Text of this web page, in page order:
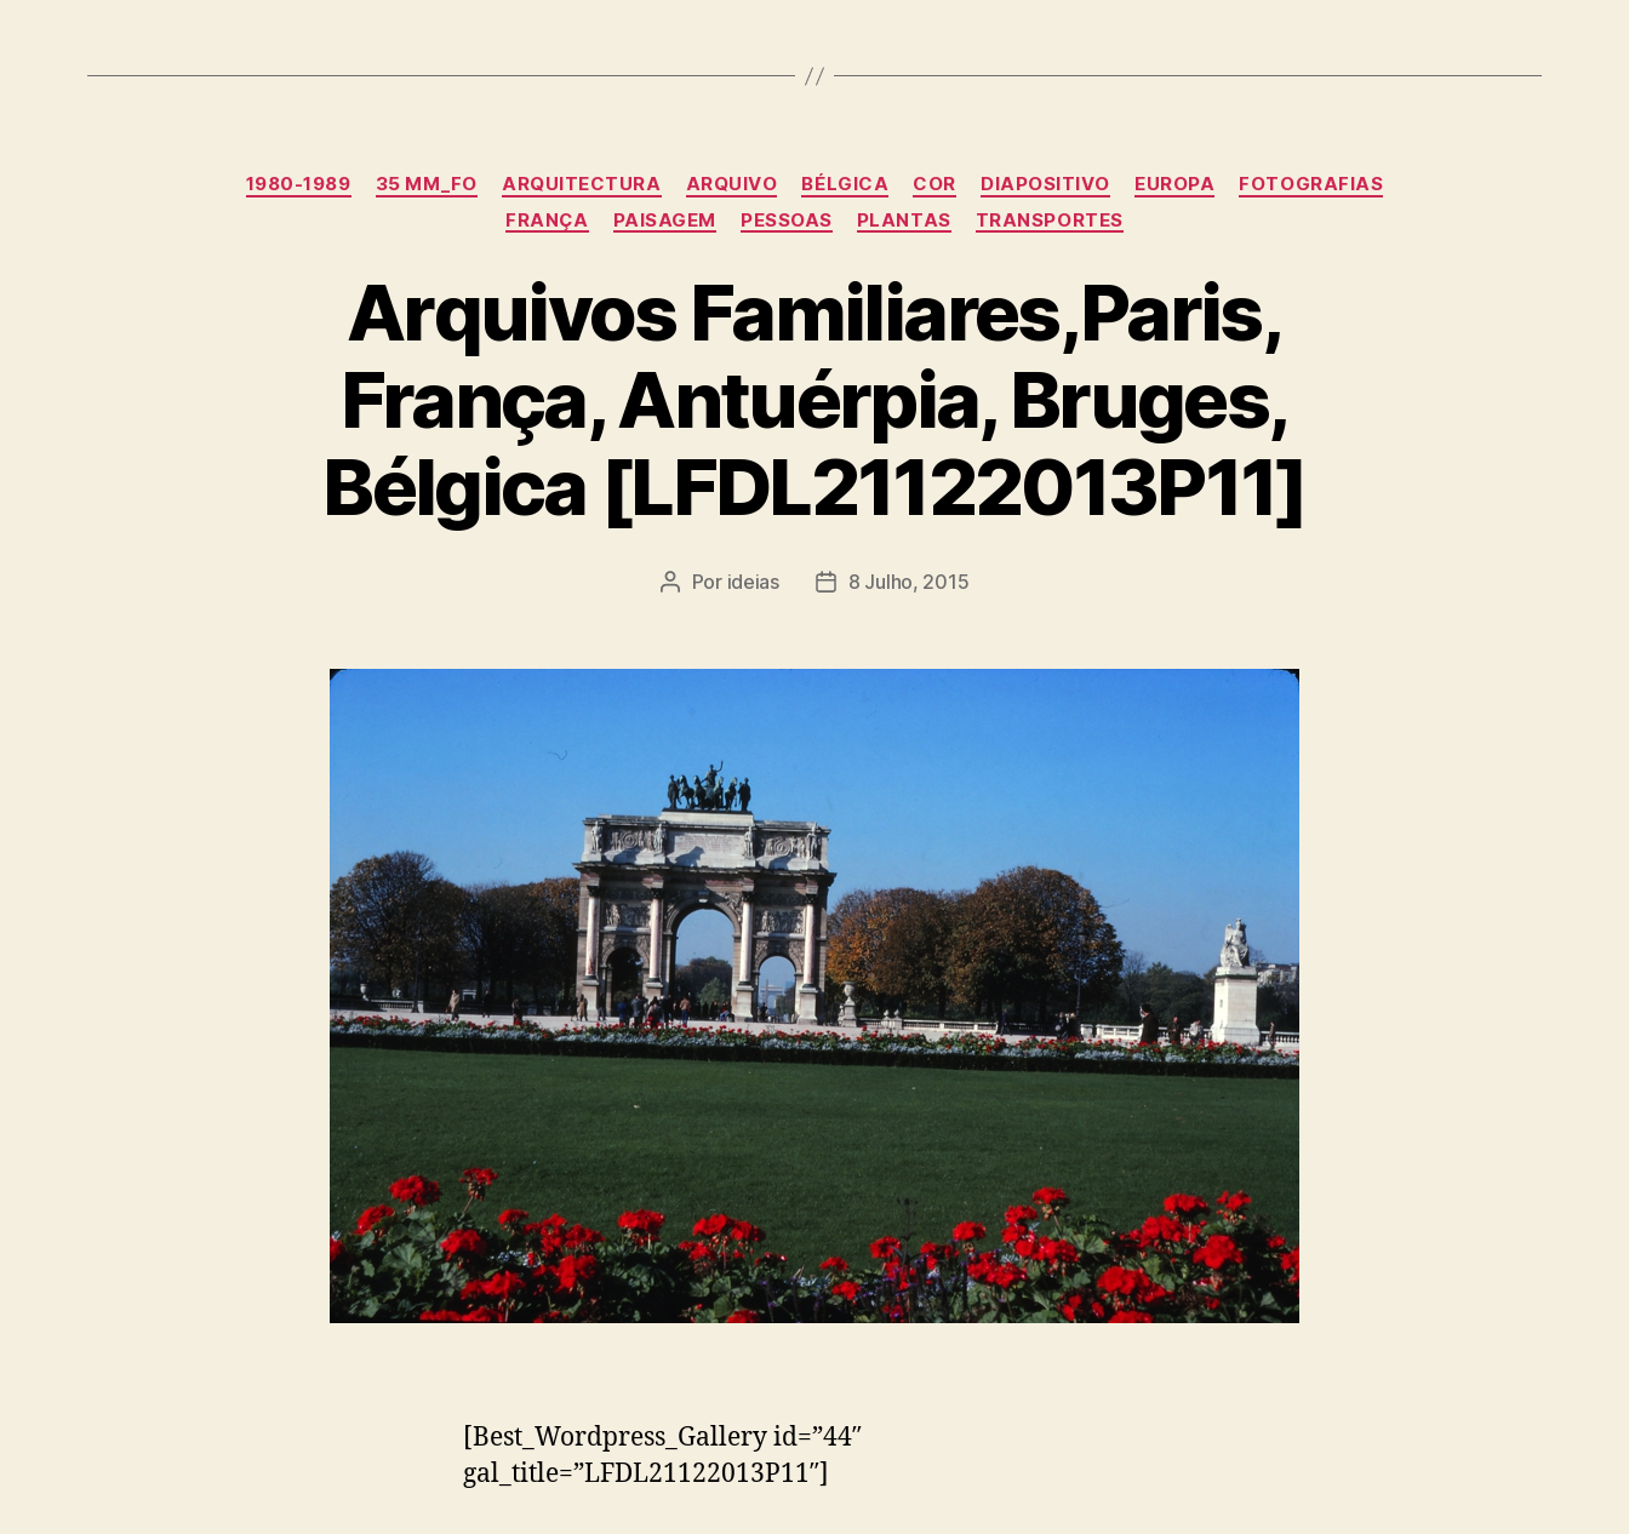
Categorias
1980-1989 35 MM_FO ARQUITECTURA ARQUIVO BÉLGICA COR DIAPOSITIVO EUROPA
FOTOGRAFIAS
FRANÇA
PAISAGEM PESSOAS PLANTAS TRANSPORTES
Arquivos Familiares,Paris,
França, Antuérpia, Bruges,
Bélgica [LFDL21122013P11]
Autor
Por ideias
Data8 Julho, 2015
[Best_Wordpress_Gallery id=”44″
gal_title=”LFDL21122013P11″]